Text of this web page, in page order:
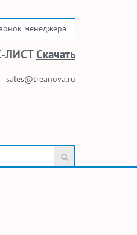
менеджера
ЛИСТСкачать
sales@treanova.ru